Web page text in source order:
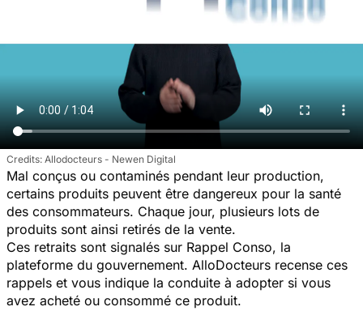
Allodocteurs - Newen Digital
Mal conçus ou contaminés pendant leur production,
certains produits peuvent être dangereux pour la santé
des consommateurs. Chaque jour, plusieurs lots de
produits sont ainsi retirés de la vente.
Ces retraits sont signalés sur Rappel Conso, la
plateforme du gouvernement. AlloDocteurs recense ces
rappels et vous indique la conduite à adopter si vous
avez acheté ou consommé ce produit.